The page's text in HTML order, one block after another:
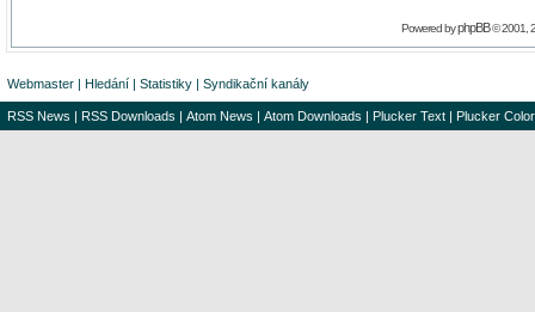
Powered byphpBB© 2001,
Webmaster | Hledání | Statistiky | Syndikační kanály
RSS News | RSS Downloads | Atom News | Atom Downloads | Plucker Text | Plucker Color